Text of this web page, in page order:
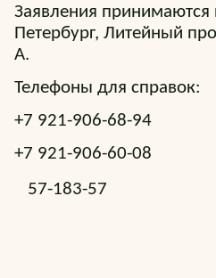
Заявления принимаются
Петербург, Литейный
А.
Телефоны для справок:
+7 921-906-68-94
+7 921-906-60-08
57-183-57